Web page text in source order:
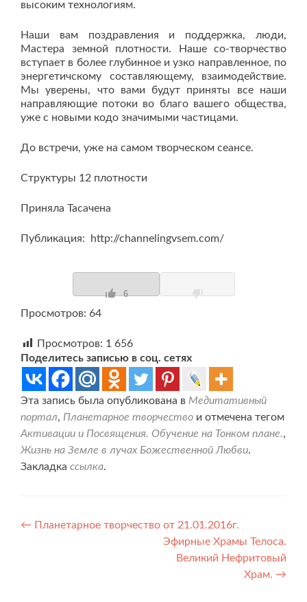
высоким технологиям.
Наши вам поздравления и поддержка, люди,
Мастера земной плотности. Наше со-творчество
вступает в более глубинное и узко направленное, по
энергетичскому составляющему, взаимодействие.
Мы уверены, что вами будут приняты все наши
направляющие потоки во благо вашего общества,
уже с новыми кодо значимыми частицами.
До встречи, уже на самом творческом сеансе.
Структуры 12 плотности
Приняла Тасачена
Публикация: http://channelingvsem.com/
6
Просмотров: 64
Просмотров: 1 656
Поделитесь записью в соц. сетях
Эта запись была опубликована в Медитативный
портал, Планетарное творчество и отмечена тегом
Активации и Посвящения. Обучение на Тонком плане.,
Жизнь на Земле в лучах Божественной Любви.
Закладка ссылка.
Навигация
← Планетарное творчество от 21.01.2016г.
Эфирные Храмы Телоса.
Великий Нефритовый
Храм. →